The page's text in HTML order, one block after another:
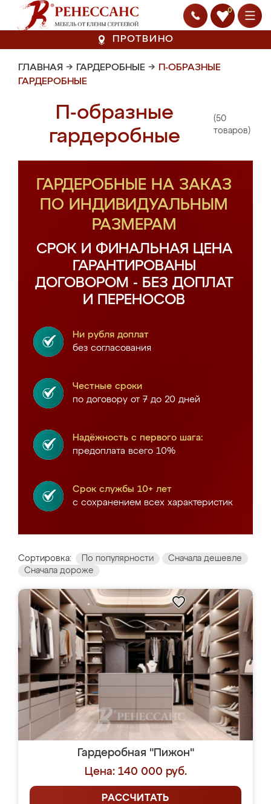
0
ПРОТВИНО
ГЛАВНАЯ → ГАРДЕРОБНЫЕ → П-ОБРАЗНЫЕ
ГАРДЕРОБНЫЕ
П-образные
гардеробные
(50
товаров)
ГАРДЕРОБНЫЕ НА ЗАКАЗ
ПО ИНДИВИДУАЛЬНЫМ
РАЗМЕРАМ
СРОК И ФИНАЛЬНАЯ ЦЕНА
ГАРАНТИРОВАНЫ
ДОГОВОРОМ - БЕЗ ДОПЛАТ
И ПЕРЕНОСОВ
Ни рубля доплат
без согласования
Честные сроки
по договору от 7 до 20 дней
Надёжность с первого шага:
предоплата всего 10%
Срок службы 10+ лет
с сохранением всех характеристик
Сортировка: По популярности
Сначала дешевле
Сначала дороже
Гардеробная "Пижон"
Цена: 140 000 руб.
РАССЧИТАТЬ